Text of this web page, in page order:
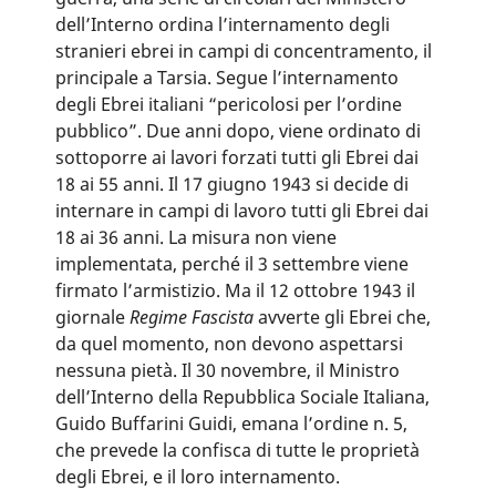
dell’Interno ordina l’internamento degli
stranieri ebrei in campi di concentramento, il
principale a Tarsia. Segue l’internamento
degli Ebrei italiani “pericolosi per l’ordine
pubblico”. Due anni dopo, viene ordinato di
sottoporre ai lavori forzati tutti gli Ebrei dai
18 ai 55 anni. Il 17 giugno 1943 si decide di
internare in campi di lavoro tutti gli Ebrei dai
18 ai 36 anni. La misura non viene
implementata, perché il 3 settembre viene
firmato l’armistizio. Ma il 12 ottobre 1943 il
giornaleRegime Fascistaavverte gli Ebrei che,
da quel momento, non devono aspettarsi
nessuna pietà. Il 30 novembre, il Ministro
dell’Interno della Repubblica Sociale Italiana,
Guido Buffarini Guidi, emana l’ordine n. 5,
che prevede la confisca di tutte le proprietà
degli Ebrei, e il loro internamento.